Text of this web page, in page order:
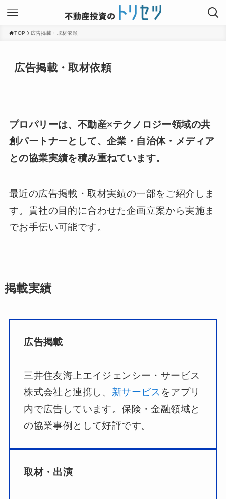
TOP 広告掲載・取材依頼
広告掲載・取材依頼
プロパリーは、不動産×テクノロジー領域の共
創パートナーとして、企業・自治体・メディア
との協業実績を積み重ねています。
最近の広告掲載・取材実績の一部をご紹介しま
す。貴社の目的に合わせた企画立案から実施ま
でお手伝い可能です。
掲載実績
広告掲載
三井住友海上エイジェンシー・サービス
株式会社と連携し、 新サービス をアプリ
内で広告しています。保険・金融領域と
の協業事例として好評です。
取材・出演